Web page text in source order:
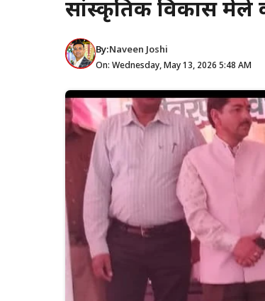
सांस्कृतिक विकास
By:Naveen Joshi
On: Wednesday, May 13, 2026 5:48 AM